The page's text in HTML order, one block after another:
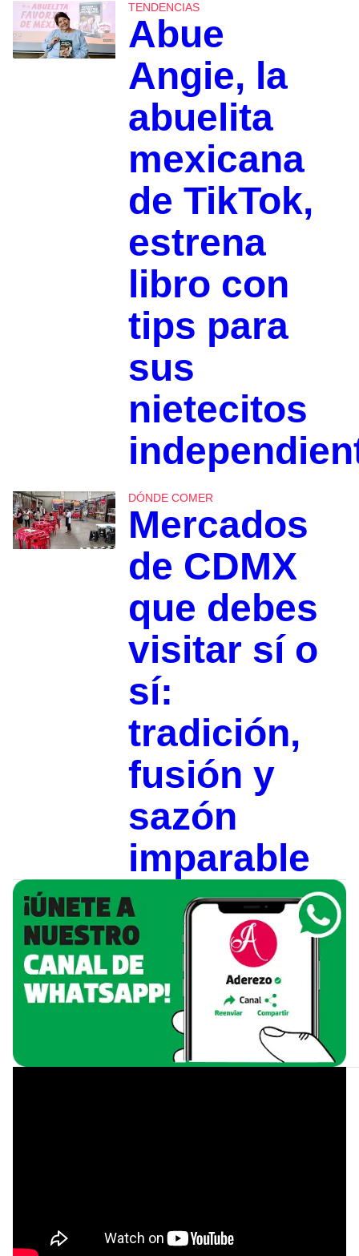
TENDENCIAS
Abue
Angie, la
abuelita
mexicana
de TikTok,
estrena
libro con
tips para
sus
nietecitos
DÓNDE COMER
Mercados
de CDMX
que debes
visitar sí o
sí:
tradición,
fusión y
sazón
imparable